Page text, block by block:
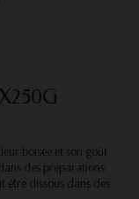
boisée et son goût
des préparations
être dissous dans des